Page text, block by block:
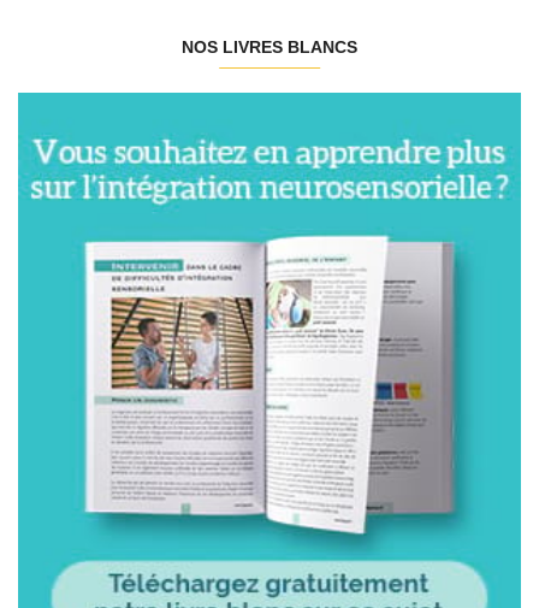
NOS LIVRES BLANCS